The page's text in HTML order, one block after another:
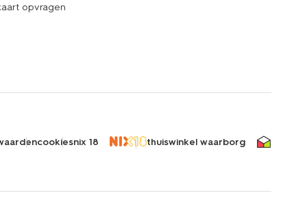
opvragen
cookiesnix 18 thuiswinkel waarborg